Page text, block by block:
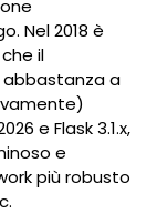
Nel 2018 è
il
a
e Flask 3.1.x,
e
più robusto